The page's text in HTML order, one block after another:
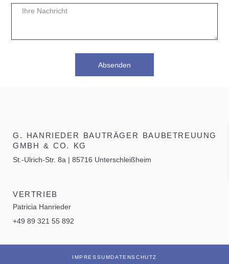
Absenden
G. HANRIEDER BAUTRÄGER BAUBETREUUNG
GMBH & CO. KG​
St.-Ulrich-Str. 8a | 85716 Unterschleißheim
VERTRIEB
Patricia Hanrieder
+49 89 321 55 892
IMPRESSUM DATENSCHUTZ